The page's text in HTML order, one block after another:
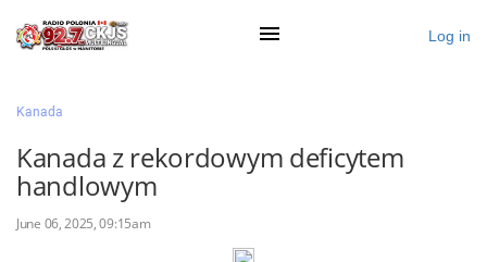
Ogłoś się
Działy
Log in
Kanada
Kanada z rekordowym deficytem
handlowym
June 06, 2025, 09:15am